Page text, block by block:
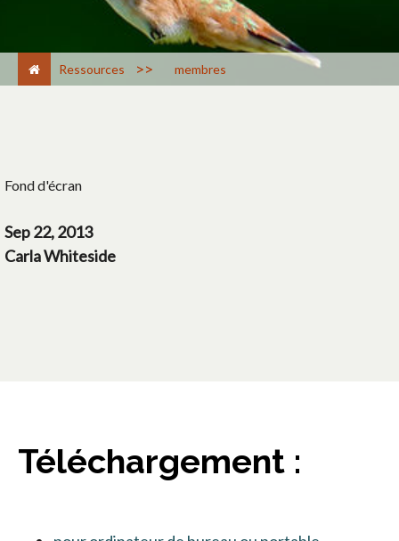
Ressources > membres
Fond d'écran
Sep 22, 2013
Carla Whiteside
Téléchargement :